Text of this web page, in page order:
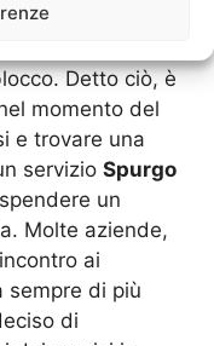
di
Detto ciò, è
momento del
e trovare una
servizio Spurgo
un
Molte aziende,
ai
sempre di più
di